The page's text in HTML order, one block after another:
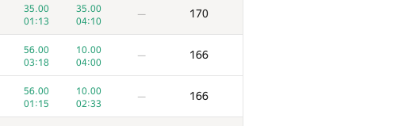
35.00
01:13
35.00
04:10
— 170
56.00
03:18
10.00
04:00
— 166
56.00
01:15
10.00
02:33
— 166